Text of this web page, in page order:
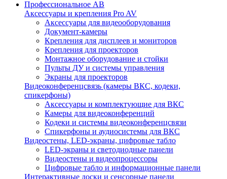
Профессиональное АВ
Аксессуары и крепления Pro AV
Аксессуары для видеооборудования
Документ-камеры
Крепления для дисплеев и мониторов
Крепления для проекторов
Монтажное оборудование и стойки
Пульты ДУ и системы управления
Экраны для проекторов
Видеоконференцсвязь (камеры ВКС, кодеки,
спикерфоны)
Аксессуары и комплектующие для ВКС
Камеры для видеоконференций
Кодеки и системы видеоконференцсвязи
Спикерфоны и аудиосистемы для ВКС
Видеостены, LED-экраны, цифровые табло
LED-экраны и светодиодные панели
Видеостены и видеопроцессоры
Цифровые табло и информационные панели
Интерактивные доски и сенсорные панели